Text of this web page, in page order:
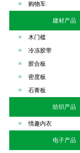
购物车
建材产品
木门槛
冷冻胶带
胶合板
密度板
石膏板
纺织产品
情趣内衣
电子产品